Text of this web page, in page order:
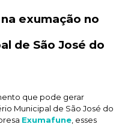
exumação no
de São José do
que pode gerar
Municipal de São José do
Exumafune, esses